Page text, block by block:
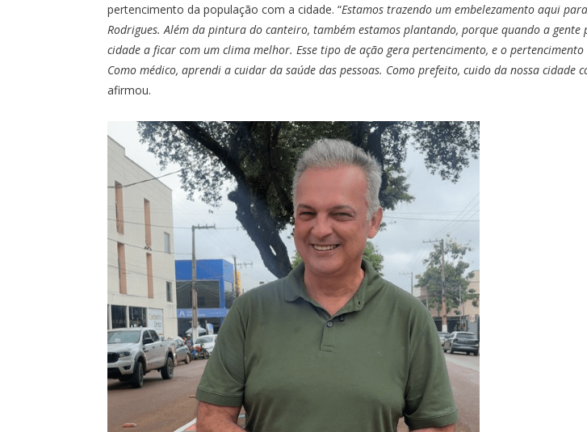
pertencimento da população com a cidade. “Estamos trazendo um embelezamento aqui
Rodrigues. Além da pintura do canteiro, também estamos plantando, porque quando a gente
cidade a ficar com um clima melhor. Esse tipo de ação gera pertencimento, e o pertencimento
Como médico, aprendi a cuidar da saúde das pessoas. Como prefeito, cuido da nossa cidade
afirmou.